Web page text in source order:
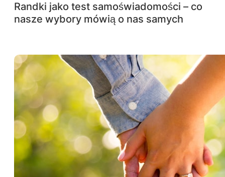
Randki jako test samoświadomości – co
nasze wybory mówią o nas samych